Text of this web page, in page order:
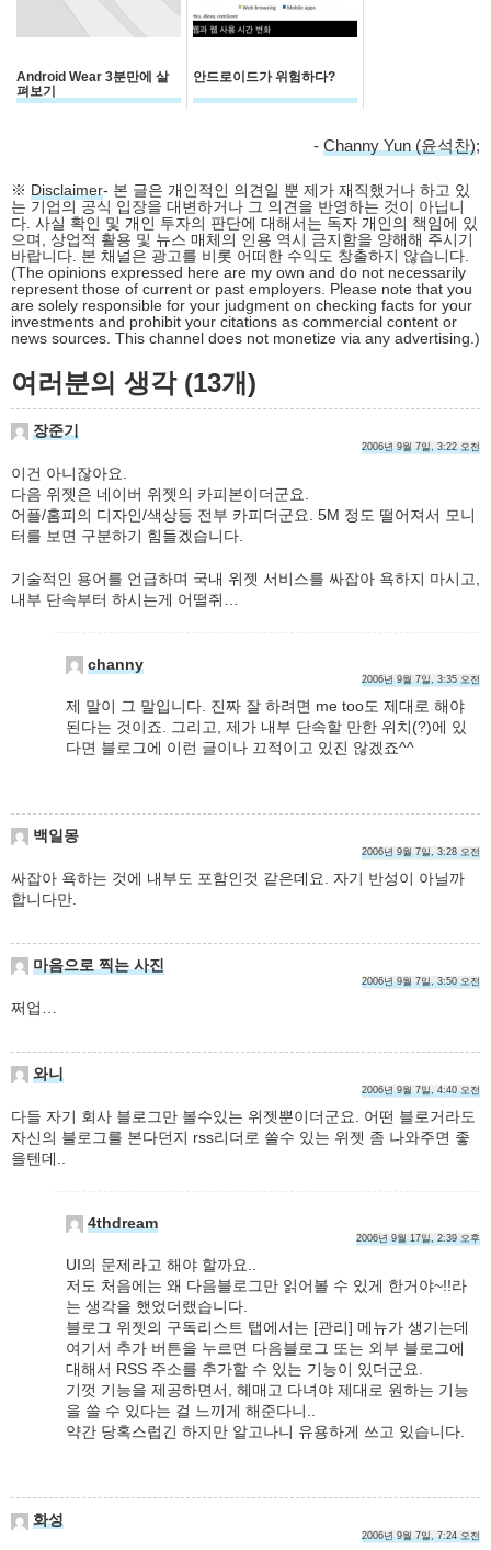
Android Wear 3분만에 살
펴보기
안드로이드가 위험하다?
- Channy Yun (윤석찬);
※ Disclaimer- 본 글은 개인적인 의견일 뿐 제가 재직했거나 하고 있
는 기업의 공식 입장을 대변하거나 그 의견을 반영하는 것이 아닙니
다. 사실 확인 및 개인 투자의 판단에 대해서는 독자 개인의 책임에 있
으며, 상업적 활용 및 뉴스 매체의 인용 역시 금지함을 양해해 주시기
바랍니다. 본 채널은 광고를 비롯 어떠한 수익도 창출하지 않습니다.
(The opinions expressed here are my own and do not necessarily
represent those of current or past employers. Please note that you
are solely responsible for your judgment on checking facts for your
investments and prohibit your citations as commercial content or
news sources. This channel does not monetize via any advertising.)
여러분의 생각 (13개)
장준기
2006년 9월 7일, 3:22 오전
이건 아니잖아요.
다음 위젯은 네이버 위젯의 카피본이더군요.
어플/홈피의 디자인/색상등 전부 카피더군요. 5M 정도 떨어져서 모니
터를 보면 구분하기 힘들겠습니다.
기술적인 용어를 언급하며 국내 위젯 서비스를 싸잡아 욕하지 마시고,
내부 단속부터 하시는게 어떨쥐…
channy
2006년 9월 7일, 3:35 오전
제 말이 그 말입니다. 진짜 잘 하려면 me too도 제대로 해야
된다는 것이죠. 그리고, 제가 내부 단속할 만한 위치(?)에 있
다면 블로그에 이런 글이나 끄적이고 있진 않겠죠^^
백일몽
2006년 9월 7일, 3:28 오전
싸잡아 욕하는 것에 내부도 포함인것 같은데요. 자기 반성이 아닐까
합니다만.
마음으로 찍는 사진
2006년 9월 7일, 3:50 오전
쩌업…
와니
2006년 9월 7일, 4:40 오전
다들 자기 회사 블로그만 볼수있는 위젯뿐이더군요. 어떤 블로거라도
자신의 블로그를 본다던지 rss리더로 쓸수 있는 위젯 좀 나와주면 좋
을텐데..
4thdream
2006년 9월 17일, 2:39 오후
UI의 문제라고 해야 할까요..
저도 처음에는 왜 다음블로그만 읽어볼 수 있게 한거야~!!라
는 생각을 했었더랬습니다.
블로그 위젯의 구독리스트 탭에서는 [관리] 메뉴가 생기는데
여기서 추가 버튼을 누르면 다음블로그 또는 외부 블로그에
대해서 RSS 주소를 추가할 수 있는 기능이 있더군요.
기껏 기능을 제공하면서, 헤매고 다녀야 제대로 원하는 기능
을 쓸 수 있다는 걸 느끼게 해준다니..
약간 당혹스럽긴 하지만 알고나니 유용하게 쓰고 있습니다.
화성
2006년 9월 7일, 7:24 오전